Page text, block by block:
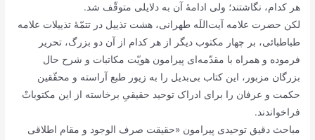
هر کدام، نگاشتند؛ ولی ادامۀ آن به دلایلی متوقّف شد.
لکن حضرت علامه آیت‌اللَه طهرانی، هشت تذییل در تتمّۀ تذییلات علامه
طباطبائی، بر چهار مکتوب دیگر از هر کدام از آن دو بزرگ، تحریر
فرموده و همراه با مقدّمه‌ای پیرامون هویّت مکاتبات و شرح حال
بزرگان مزبور، این کتاب بی‌بدیل را به زیور طبع آراسته و محقّقین
حکمت و عرفان را برای ادراک توحید حقیقیِ برخاسته از این مکتوباتْ
فراخواندند.
مباحث دقیق توحیدی پیرامون «حقیقت صرف الوجود و مقام اطلاقی